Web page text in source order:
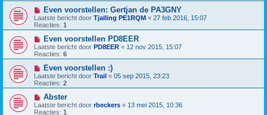
Even voorstellen: Gertjan de PA3GNY
Laatste bericht door Tjalling PE1RQM « 27 feb 2016, 15:07
Reacties: 1
Even voorstellen PD8EER
Laatste bericht door PD8EER « 12 nov 2015, 15:07
Reacties: 6
Even voorstellen :)
Laatste bericht door Trail « 05 sep 2015, 23:23
Reacties: 2
Abster
Laatste bericht door rbeckers « 13 mei 2015, 10:36
Reacties: 1